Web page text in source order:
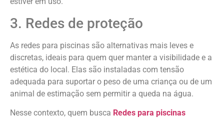
3. Redes de proteção
As redes para piscinas são alternativas mais leves e
discretas, ideais para quem quer manter a visibilidade e a
estética do local. Elas são instaladas com tensão
adequada para suportar o peso de uma criança ou de um
animal de estimação sem permitir a queda na água.
Nesse contexto, quem busca Redes para piscinas